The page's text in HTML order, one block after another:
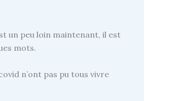
un peu loin maintenant, il est
mots.
n’ont pas pu tous vivre